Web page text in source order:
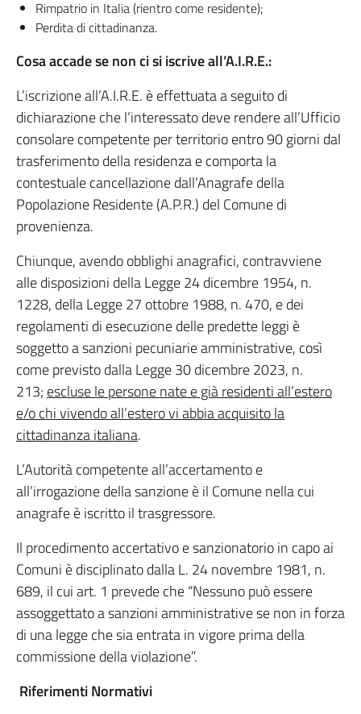
Rimpatrio in Italia (rientro come residente);
Perdita di cittadinanza.
Cosa accade se non ci si iscrive all’A.I.R.E.:
L’iscrizione all’A.I.R.E. è effettuata a seguito di
dichiarazione che l’interessato deve rendere all’Ufficio
consolare competente per territorio entro 90 giorni dal
trasferimento della residenza e comporta la
contestuale cancellazione dall’Anagrafe della
Popolazione Residente (A.P.R.) del Comune di
provenienza.
Chiunque, avendo obblighi anagrafici, contravviene
alle disposizioni della Legge 24 dicembre 1954, n.
1228, della Legge 27 ottobre 1988, n. 470, e dei
regolamenti di esecuzione delle predette leggi è
soggetto a sanzioni pecuniarie amministrative, così
come previsto dalla Legge 30 dicembre 2023, n.
213; escluse le persone nate e già residenti all’estero
e/o chi vivendo all’estero vi abbia acquisito la
cittadinanza italiana.
L’Autorità competente all’accertamento e
all’irrogazione della sanzione è il Comune nella cui
anagrafe è iscritto il trasgressore.
Il procedimento accertativo e sanzionatorio in capo ai
Comuni è disciplinato dalla L. 24 novembre 1981, n.
689, il cui art. 1 prevede che “Nessuno può essere
assoggettato a sanzioni amministrative se non in forza
di una legge che sia entrata in vigore prima della
commissione della violazione”.
Riferimenti Normativi